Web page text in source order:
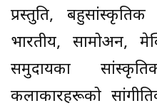
प्रस्तुति,
भारतीय, सामोअन,
समुदायका
कलाकारहरूको